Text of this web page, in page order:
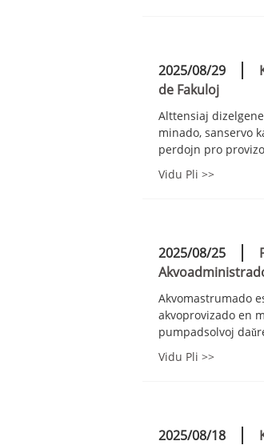
2025/08/29
de Fakuloj
Alttensiaj
minado, sanservo
perdojn pro
Vidu Pli >>
2025/08/25
Akvomastrumado
akvoprovizado en
pumpadsolvoj
Vidu Pli >>
2025/08/18